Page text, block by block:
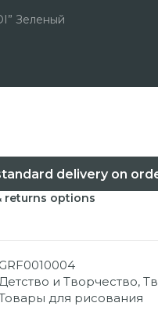
Зеленый
delivery on
returns options
GRF0010004
Детство и Творчество,
для рисования